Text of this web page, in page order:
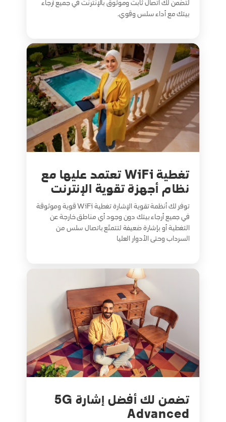
لتضمن لك اتصال ثابت وموثوق بالإنترنت في جميع أرجاء
بيتك مع أداء سلس وقوي.
تغطية WiFi تعتمد عليها مع
نظام أجهزة تقوية الإنترنت
توفر لك أنظمة تقوية الإشارة تغطية WiFi قوية وموثوقة
في جميع أرجاء بيتك دون وجود أي مناطق خارجة عن
التغطية أو بإشارة ضعيفة لتتمتّع باتصال سلس من
السرداب وحتى الأدوار العليا
تضمن لك أفضل إشارة 5G
Advanced